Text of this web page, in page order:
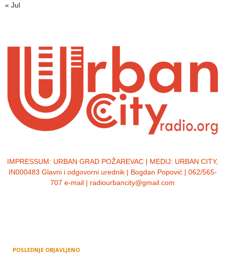
« Jul
IMPRESSUM: URBAN GRAD POŽAREVAC | MEDIJ: URBAN CITY,
IN000483 Glavni i odgovorni urednik | Bogdan Popović | 062/565-
707 e-mail | radiourbancity@gmail.com
POSLEDNJE OBJAVLJENO